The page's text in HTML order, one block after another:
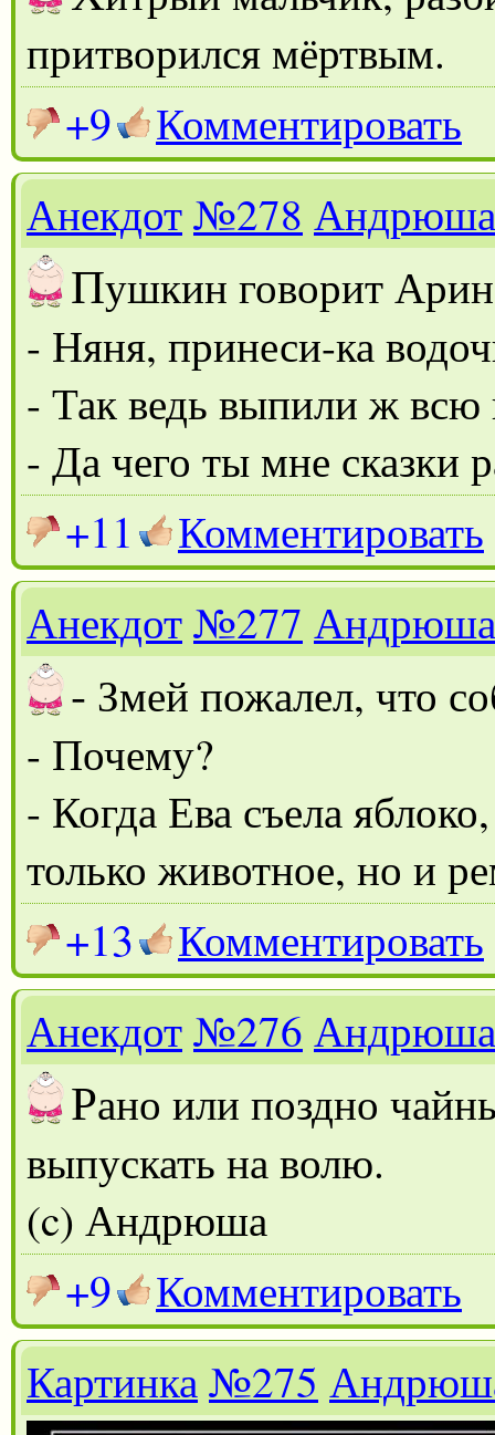
притворился мёртвым.
+9
Комментировать
Анекдот№278 Андрюша
Пушкин говорит
- Няня, принеси-ка
- Так ведь выпили ж всю
- Да чего ты мне сказки
+11
Комментировать
Анекдот№277 Андрюша
- Змей пожалел, что
- Почему?
- Когда Ева съела
только животное, но и
+13
Комментировать
Анекдот№276 Андрюша
Рано или поздно
выпускать на волю.
(c) Андрюша
+9
Комментировать
Картинка№275